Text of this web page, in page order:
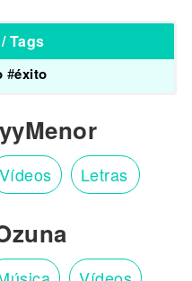
Tags
#éxito
Vídeos Letras